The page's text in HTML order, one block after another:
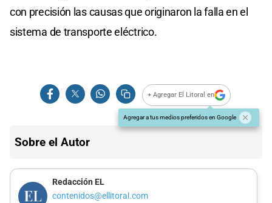
con precisión las causas que originaron la falla en el
sistema de transporte eléctrico.
+ Agregar El Litoral en
Agregar a tus medios preferidos en Google
Sobre el Autor
Redacción EL
contenidos@ellitoral.com